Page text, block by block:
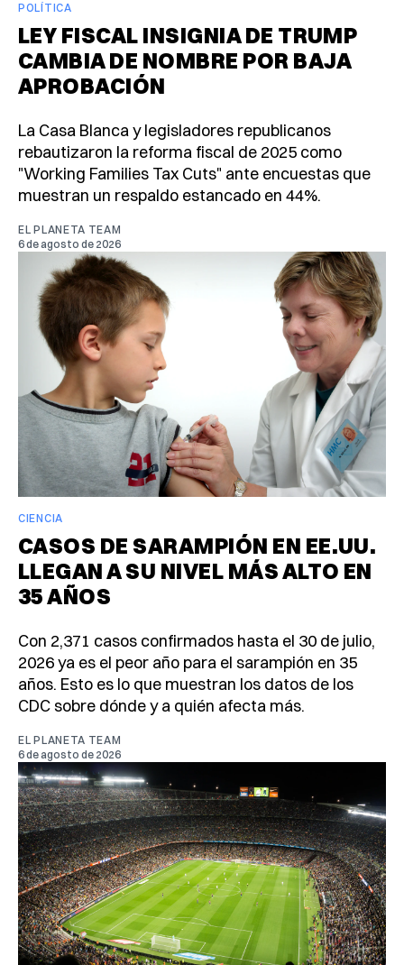
POLÍTICA
LEY FISCAL INSIGNIA DE TRUMP
CAMBIA DE NOMBRE POR BAJA
APROBACIÓN
La Casa Blanca y legisladores republicanos
rebautizaron la reforma fiscal de 2025 como
"Working Families Tax Cuts" ante encuestas que
muestran un respaldo estancado en 44%.
EL PLANETA TEAM
6 de agosto de 2026
CIENCIA
CASOS DE SARAMPIÓN EN EE.UU.
LLEGAN A SU NIVEL MÁS ALTO EN
35 AÑOS
Con 2,371 casos confirmados hasta el 30 de julio,
2026 ya es el peor año para el sarampión en 35
años. Esto es lo que muestran los datos de los
CDC sobre dónde y a quién afecta más.
EL PLANETA TEAM
6 de agosto de 2026